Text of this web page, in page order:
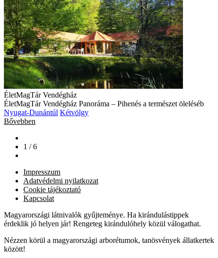
ÉletMagTár Vendégház
ÉletMagTár Vendégház Panoráma – Pihenés a természet öleléséb
Nyugat-Dunántúl Kétvölgy
Bővebben
1 / 6
Impresszum
Adatvédelmi nyilatkozat
Cookie tájékoztató
Kapcsolat
Magyarországi látnivalók gyűjteménye. Ha kirándulástippek
érdeklik jó helyen jár! Rengeteg kirándulóhely közül válogathat.
Nézzen körül a magyarországi arborétumok, tanösvények állatkertek
között!